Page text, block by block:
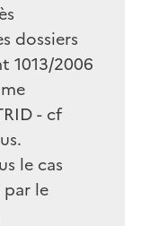
dossiers
1013/2006
- cf
le cas
par le